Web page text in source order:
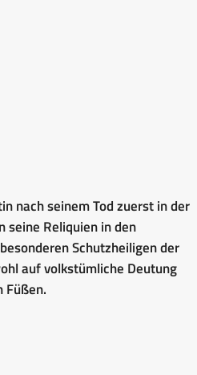
nach seinem Tod zuerst in der
seine Reliquien in den
Schutzheiligen der
auf volkstümliche Deutung
Füßen.